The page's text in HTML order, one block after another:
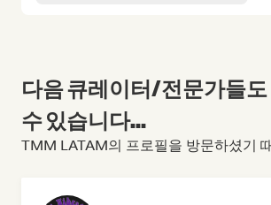
다음 큐레이터/전문가들도
수 있습니다...
TMM LATAM의 프로필을 방문하셨기